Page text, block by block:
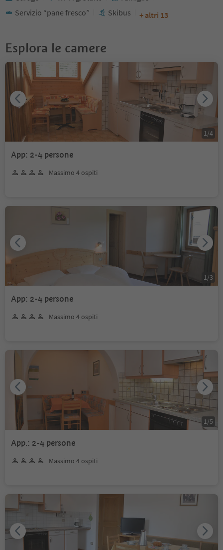
Servizio “pane fresco”
Skibus + altri 13
Esplora le camere
App: 2-4 persone
Massimo 4 ospiti
1 /4
App: 2-4 persone
Massimo 4 ospiti
1 /3
App.: 2-4 persone
Massimo 4 ospiti
1 /5